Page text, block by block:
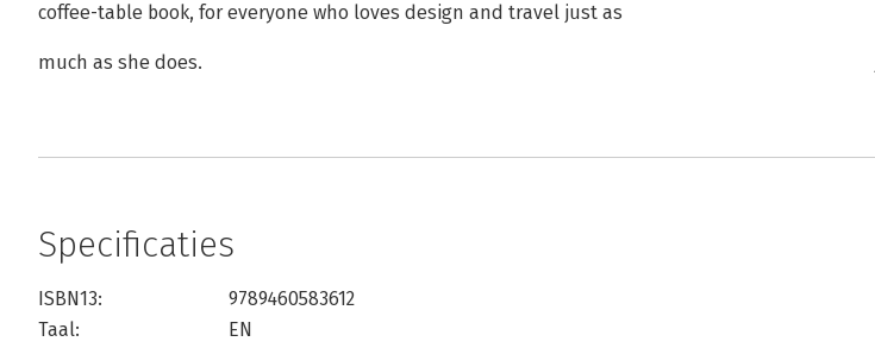
coffee-table book, for everyone who loves design and travel just as
much as she does.
Specificaties
ISBN13:
9789460583612
Taal:
EN